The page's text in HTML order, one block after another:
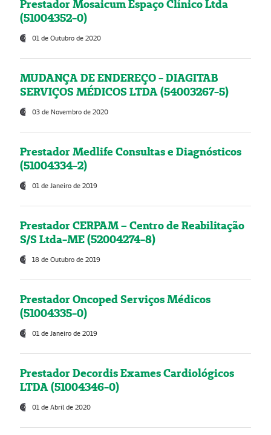
Prestador Mosaicum Espaço Clínico Ltda
(51004352-0)
01 de Outubro de 2020
MUDANÇA DE ENDEREÇO - DIAGITAB
SERVIÇOS MÉDICOS LTDA (54003267-5)
03 de Novembro de 2020
Prestador Medlife Consultas e Diagnósticos
(51004334-2)
01 de Janeiro de 2019
Prestador CERPAM – Centro de Reabilitação
S/S Ltda-ME (52004274-8)
18 de Outubro de 2019
Prestador Oncoped Serviços Médicos
(51004335-0)
01 de Janeiro de 2019
Prestador Decordis Exames Cardiológicos
LTDA (51004346-0)
01 de Abril de 2020